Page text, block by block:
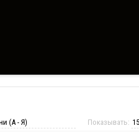
Показывать: